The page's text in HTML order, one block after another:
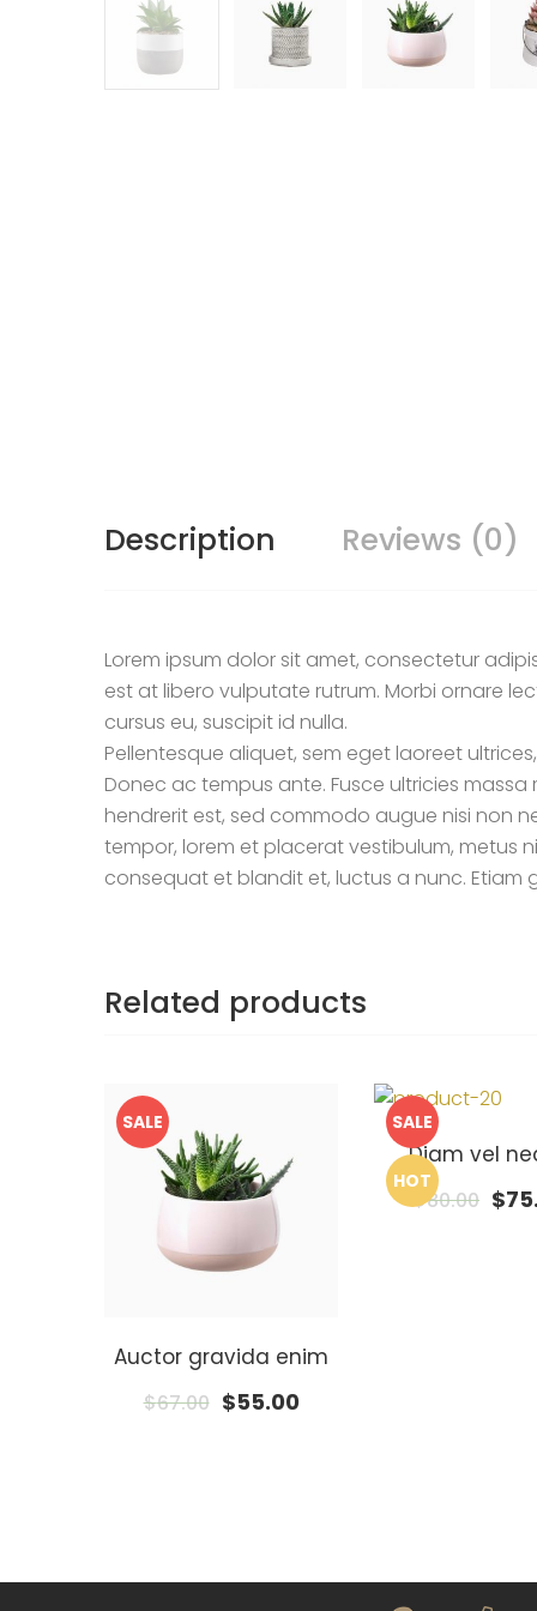
Description Reviews (0)
Lorem ipsum dolor sit amet, consectetur
est at libero vulputate rutrum. Morbi ornare
cursus eu, suscipit id nulla.
Pellentesque aliquet, sem eget laoreet
Donec ac tempus ante. Fusce ultricies
hendrerit est, sed commodo augue nisi non
tempor, lorem et placerat vestibulum, metus
consequat et blandit et, luctus a nunc. Etiam
Related products
SALE
Auctor gravida enim
$67.00 $55.00
SALE
HOT
Diam vel
$80.00 $